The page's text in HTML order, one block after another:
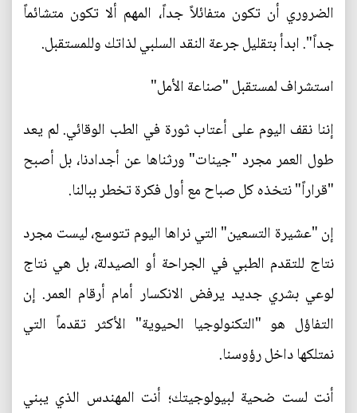
الضروري أن تكون متفائلاً جداً، المهم ألا تكون متشائماً
جداً". ابدأ بتقليل جرعة النقد السلبي لذاتك وللمستقبل.
استشراف لمستقبل "صناعة الأمل"
إننا نقف اليوم على أعتاب ثورة في الطب الوقائي. لم يعد
طول العمر مجرد "جينات" ورثناها عن أجدادنا، بل أصبح
"قراراً" نتخذه كل صباح مع أول فكرة تخطر ببالنا.
إن "عشيرة التسعين" التي نراها اليوم تتوسع، ليست مجرد
نتاج للتقدم الطبي في الجراحة أو الصيدلة، بل هي نتاج
لوعي بشري جديد يرفض الانكسار أمام أرقام العمر. إن
التفاؤل هو "التكنولوجيا الحيوية" الأكثر تقدماً التي
نمتلكها داخل رؤوسنا.
أنت لست ضحية لبيولوجيتك؛ أنت المهندس الذي يبني